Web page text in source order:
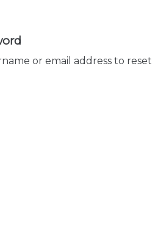
or email address to reset